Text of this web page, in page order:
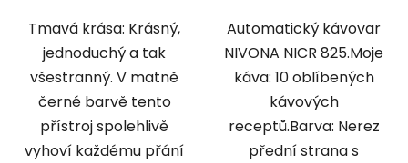
Tmavá krása: Krásný,
jednoduchý a tak
všestranný. V matně
černé barvě tento
přístroj spolehlivě
vyhoví každému přání
Automatický kávovar
NIVONA NICR 825.Moje
káva: 10 oblíbených
kávových
receptů.Barva: Nerez
přední strana s